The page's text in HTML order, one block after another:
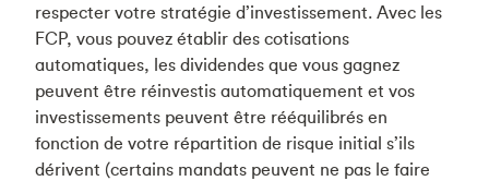
respecter votre stratégie d’investissement. Avec les
FCP, vous pouvez établir des cotisations
automatiques, les dividendes que vous gagnez
peuvent être réinvestis automatiquement et vos
investissements peuvent être rééquilibrés en
fonction de votre répartition de risque initial s’ils
dérivent (certains mandats peuvent ne pas le faire